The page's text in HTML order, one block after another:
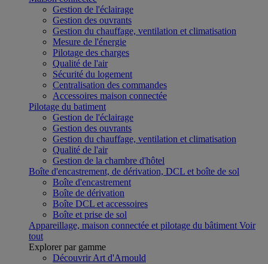
Gestion de l'éclairage
Gestion des ouvrants
Gestion du chauffage, ventilation et climatisation
Mesure de l'énergie
Pilotage des charges
Qualité de l'air
Sécurité du logement
Centralisation des commandes
Accessoires maison connectée
Pilotage du batiment
Gestion de l'éclairage
Gestion des ouvrants
Gestion du chauffage, ventilation et climatisation
Qualité de l'air
Gestion de la chambre d'hôtel
Boîte d'encastrement, de dérivation, DCL et boîte de sol
Boîte d'encastrement
Boîte de dérivation
Boîte DCL et accessoires
Boîte et prise de sol
Appareillage, maison connectée et pilotage du bâtiment Voir
tout
Explorer par gamme
Découvrir Art d'Arnould